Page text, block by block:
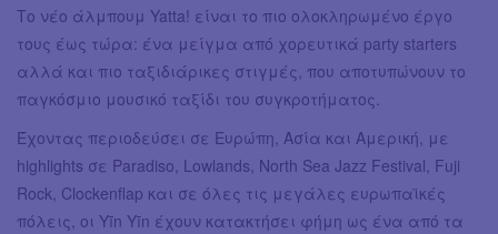
Το νέο άλμπουμ Yatta! είναι το πιο ολοκληρωμένο έργο
τους έως τώρα: ένα μείγμα από χορευτικά party starters
αλλά και πιο ταξιδιάρικες στιγμές, που αποτυπώνουν το
παγκόσμιο μουσικό ταξίδι του συγκροτήματος.
Έχοντας περιοδεύσει σε Ευρώπη, Ασία και Αμερική, με
highlights σε Paradiso, Lowlands, North Sea Jazz Festival, Fuji
Rock, Clockenflap και σε όλες τις μεγάλες ευρωπαϊκές
πόλεις, οι Yīn Yīn έχουν κατακτήσει φήμη ως ένα από τα